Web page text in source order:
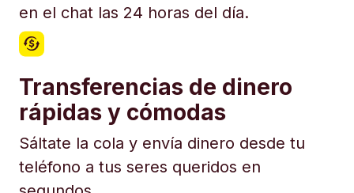
en el chat las 24 horas del día.
Transferencias de dinero
rápidas y cómodas
Sáltate la cola y envía dinero desde tu
teléfono a tus seres queridos en